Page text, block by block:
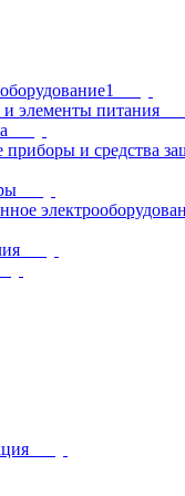
и элементы питания
приборы и средства